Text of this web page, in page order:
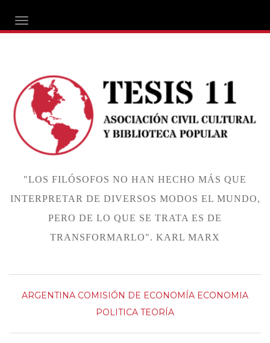
ALTERNAR NAVEGACIÓN
"LOS FILÓSOFOS NO HAN HECHO MÁS QUE
INTERPRETAR DE DIVERSOS MODOS EL MUNDO,
PERO DE LO QUE SE TRATA ES DE
TRANSFORMARLO". KARL MARX
ARGENTINA COMISIÓN DE ECONOMÍA ECONOMIA
POLITICA TEORÍA